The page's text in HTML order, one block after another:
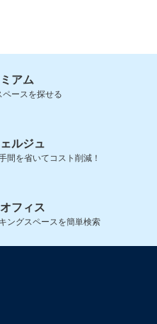
アム
ースを探せる
ルジュ
間を省いてコスト削減！
フィス
ングスペースを簡単検索